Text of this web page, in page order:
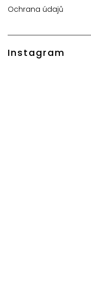
Ochrana údajů
Instagram